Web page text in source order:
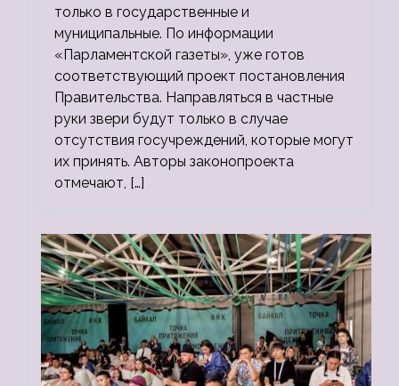
только в государственные и
муниципальные. По информации
«Парламентской газеты», уже готов
соответствующий проект постановления
Правительства. Направляться в частные
руки звери будут только в случае
отсутствия госучреждений, которые могут
их принять. Авторы законопроекта
отмечают, […]